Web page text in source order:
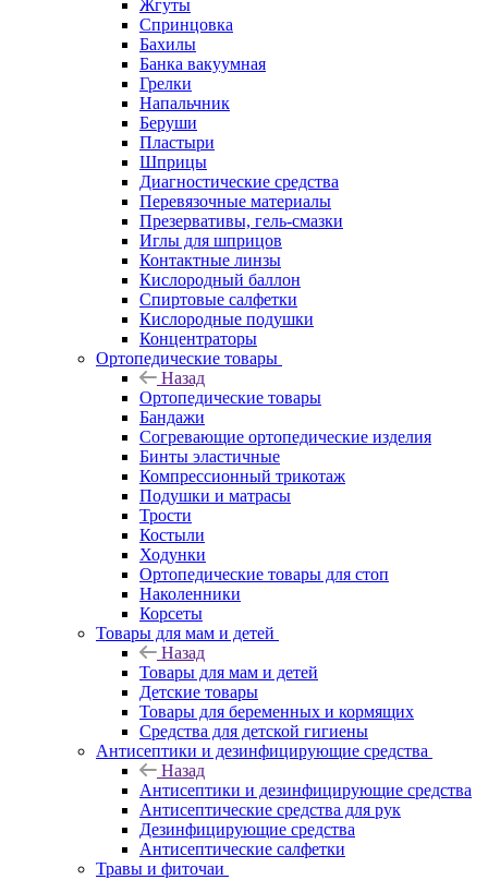
Жгуты
Спринцовка
Бахилы
Банка вакуумная
Грелки
Напальчник
Беруши
Пластыри
Шприцы
Диагностические средства
Перевязочные материалы
Презервативы, гель-смазки
Иглы для шприцов
Контактные линзы
Кислородный баллон
Спиртовые салфетки
Кислородные подушки
Концентраторы
Ортопедические товары
Назад
Ортопедические товары
Бандажи
Согревающие ортопедические изделия
Бинты эластичные
Компрессионный трикотаж
Подушки и матрасы
Трости
Костыли
Ходунки
Ортопедические товары для стоп
Наколенники
Корсеты
Товары для мам и детей
Назад
Товары для мам и детей
Детские товары
Товары для беременных и кормящих
Средства для детской гигиены
Антисептики и дезинфицирующие средства
Назад
Антисептики и дезинфицирующие средства
Антисептические средства для рук
Дезинфицирующие средства
Антисептические салфетки
Травы и фиточаи